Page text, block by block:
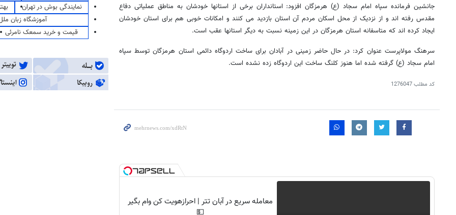
جانشین فرمانده سپاه امام سجاد (ع) هرمزگان افزود: استانداران برخی از استانها خودشان به مناطق عملیاتی دفاع
مقدس رفته اند و از نزدیک از محل اسکان مردم آن استان بازدید می کنند و امکانات خوبی هم برای استان خودشان
ایجاد کرده اند که متاسفانه استان هرمزگان در این زمینه نسبت به دیگر استانها عقب است.
سرهنگ مولاپرست عنوان کرد: در حال حاضر زمینی در آبادان برای ساخت اردوگاه دائمی استان هرمزگان توسط سپاه
امام سجاد (ع) گرفته شده اما هنوز کلنگ ساخت این اردوگاه زده نشده است.
کد مطلب1276047
معامله سریع در آبان تتر | احرازهویت کن وام بگیر
💵
نمایندگی بوش در تهران
آموزشگاه زبان
قیمت و خرید سمعک نامرئی